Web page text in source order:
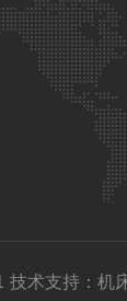
技术支持：机